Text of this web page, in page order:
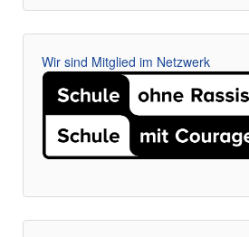
Wir sind Mitglied im Netzwerk